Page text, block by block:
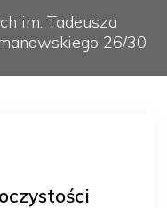
im. Tadeusza
26/30